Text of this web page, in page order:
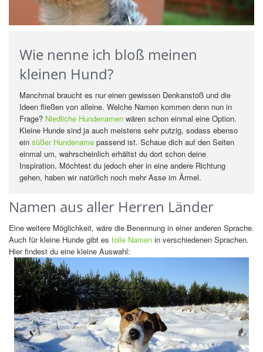
Wie nenne ich bloß meinen
kleinen Hund?
Manchmal braucht es nur einen gewissen Denkanstoß und die
Ideen fließen von alleine. Welche Namen kommen denn nun in
Frage? Niedliche Hundenamen wären schon einmal eine Option.
Kleine Hunde sind ja auch meistens sehr putzig, sodass ebenso
ein süßer Hundename passend ist. Schaue dich auf den Seiten
einmal um, wahrscheinlich erhältst du dort schon deine
Inspiration. Möchtest du jedoch eher in eine andere Richtung
gehen, haben wir natürlich noch mehr Asse im Ärmel.
Namen aus aller Herren Länder
Eine weitere Möglichkeit, wäre die Benennung in einer anderen Sprache.
Auch für kleine Hunde gibt es tolle Namen in verschiedenen Sprachen.
Hier findest du eine kleine Auswahl: